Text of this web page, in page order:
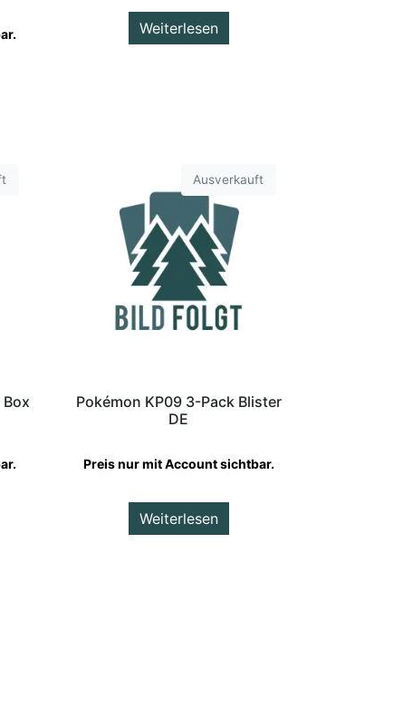
Weiterlesen
Ausverkauft
Pokémon KP09 3-Pack Blister
DE
Preis nur mit Account sichtbar.
Weiterlesen